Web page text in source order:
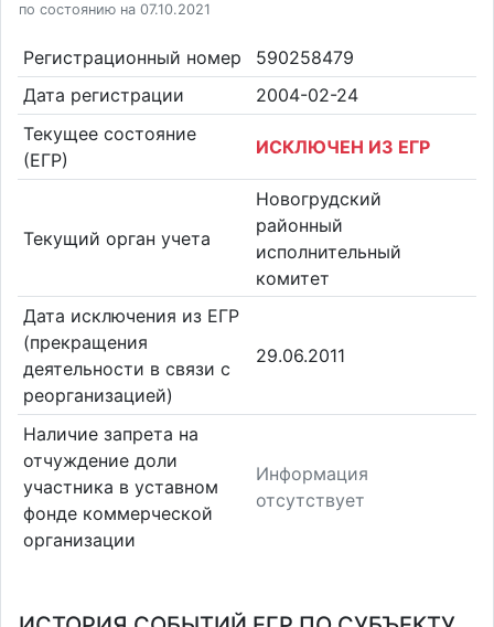
по состоянию на 07.10.2021
Регистрационный номер
590258479
Дата регистрации
2004-02-24
Текущее состояние
(ЕГР)
ИСКЛЮЧЕН ИЗ ЕГР
Текущий орган учета
Новогрудский
районный
исполнительный
комитет
Дата исключения из ЕГР
(прекращения
деятельности в связи с
реорганизацией)
29.06.2011
Наличие запрета на
отчуждение доли
участника в уставном
фонде коммерческой
организации
Информация
отсутствует